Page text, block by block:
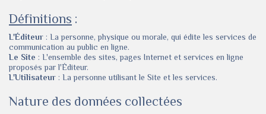
Définitions :
L'Éditeur : La personne, physique ou morale, qui édite les services de
communication au public en ligne.
Le Site : L'ensemble des sites, pages Internet et services en ligne
proposés par l'Éditeur.
L'Utilisateur : La personne utilisant le Site et les services.
Nature des données collectées